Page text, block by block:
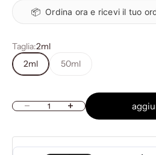
📦 Ordina ora e ricevi il tuo
Taglia:2ml
2ml
50ml
Diminuisci quantitàAumenta quantità